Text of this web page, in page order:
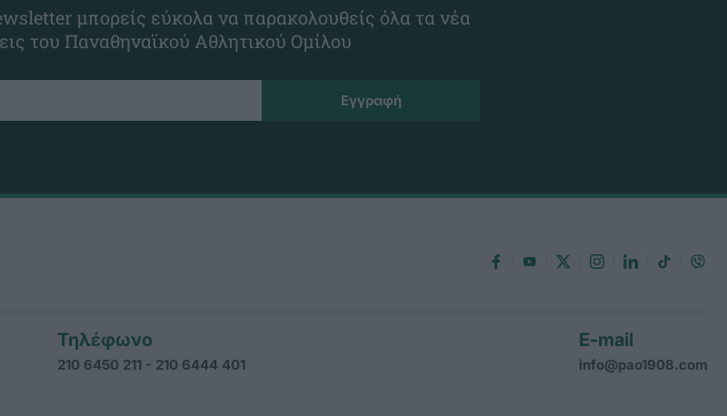
μπορείς εύκολα να παρακολουθείς όλα τα νέα
του Παναθηναϊκού Αθλητικού Ομίλου
Τηλέφωνο
210 6450 211 - 210 6444 401
E-mail
info@pao1908.com